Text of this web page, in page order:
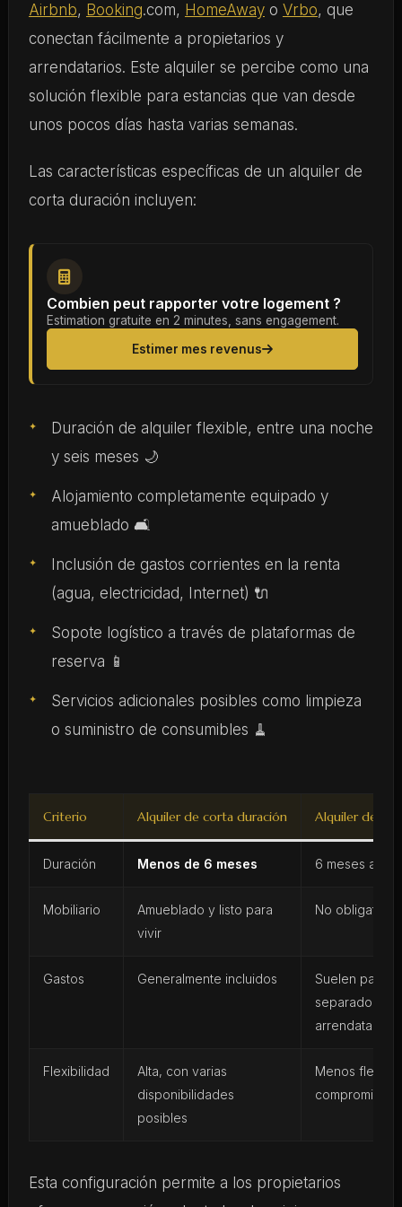
Airbnb, Booking.com, HomeAwayo Vrbo, que
conectan fácilmente a propietarios y
arrendatarios. Este alquiler se percibe como una
solución flexible para estancias que van desde
unos pocos días hasta varias semanas.
Las características específicas de un alquiler de
corta duración incluyen:
Combien peut rapporter votre logement ?
Estimation gratuite en 2 minutes, sans engagement.
Estimer mes revenus
Duración de alquiler flexible, entre una noche
y seis meses 🌙
Alojamiento completamente equipado y
amueblado 🛋️
Inclusión de gastos corrientes en la renta
(agua, electricidad, Internet) 🔌
Sopote logístico a través de plataformas de
reserva 📱
Servicios adicionales posibles como limpieza
o suministro de consumibles 🧹
Criterio Alquiler de corta duración Alquiler de
Duración Menos de 6 meses 6 meses a
Mobiliario
Amueblado y listo para
vivir
No obligatorio
Gastos Generalmente incluidos
Suelen
separado por
arrendatario
Flexibilidad
Alta, con varias
disponibilidades
posibles
Menos
compromiso
Esta configuración permite a los propietarios